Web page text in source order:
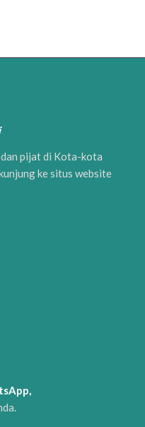
pijat di Kota-kota
ke situs website